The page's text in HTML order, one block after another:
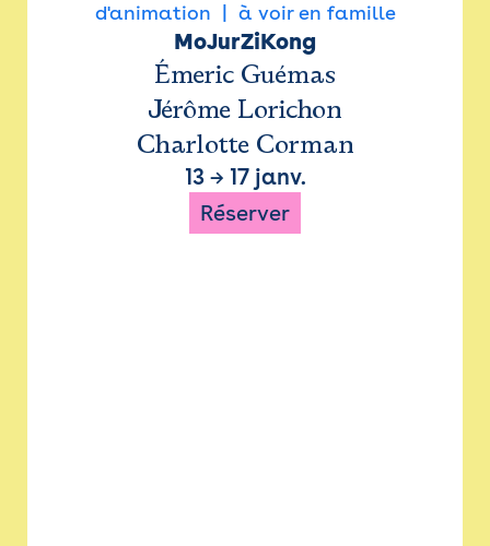
d'animation
à voir en famille
MoJurZiKong
Émeric Guémas
Jérôme Lorichon
Charlotte Corman
13→ 17 janv.
Réserver